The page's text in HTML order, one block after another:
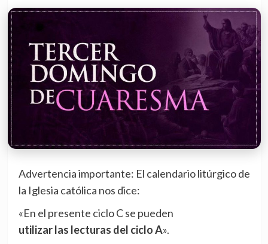
Advertencia importante: El calendario litúrgico de
la Iglesia católica nos dice:
«En el presente ciclo C se pueden
utilizar las lecturas del ciclo A».